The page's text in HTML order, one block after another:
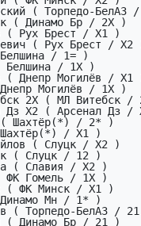
( Торпедо-
( Динамо Бр /
( Рух Брест /
( Рух Брест
( Белшина / 1= )
( Белшина / 1X )
( Днепр Могилёв
( Днепр Могилёв /
2X ( МЛ
Дз X2 ( Арсенал
( Шахтёр(*) / 2*
( Шахтёр(*) / X1 )
( Слуцк /
( Слуцк / 12 )
( Славия / X2
( ФК Гомель / 1X
( ФК Минск /
( Динамо Мн / 1* )
( Торпедо-
( Динамо Бр /